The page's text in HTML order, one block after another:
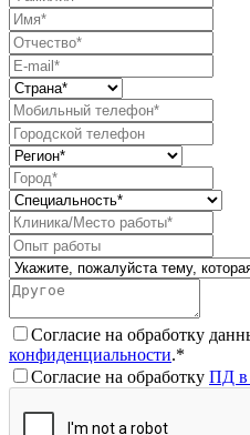
Согласие на обработку
конфиденциальности.*
Согласие на обработку ПД в